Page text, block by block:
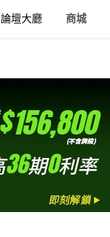
論壇大廳 商城